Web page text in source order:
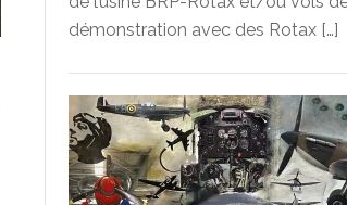
démonstration avec des Rotax […]